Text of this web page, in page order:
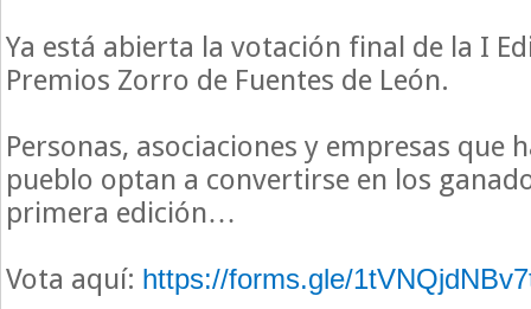
Ya está abierta la votación final de la I
Premios Zorro de Fuentes de León.
Personas, asociaciones y empresas que
pueblo optan a convertirse en los
primera edición…
Vota aquí: https://forms.gle/